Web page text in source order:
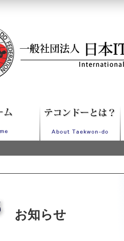
お知らせ